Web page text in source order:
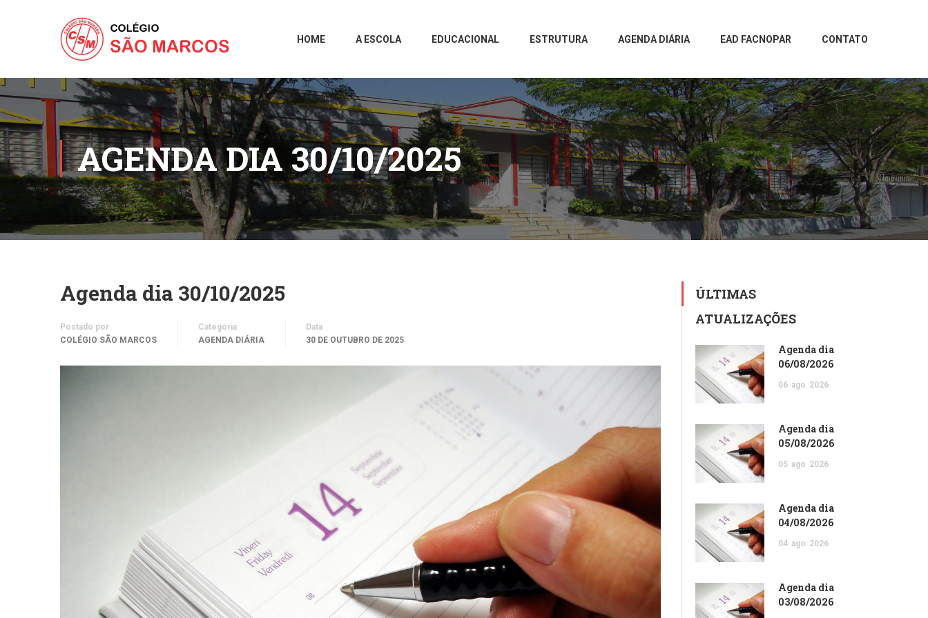
HOME A ESCOLA EDUCACIONAL ESTRUTURA AGENDA DIÁRIA EAD FACNOPAR CONTATO
AGENDA DIA 30/10/2025
Agenda dia 30/10/2025
Postado por
COLÉGIO SÃO MARCOS
Categoria
AGENDA DIÁRIA
Data
30 DE OUTUBRO DE 2025
ÚLTIMAS
ATUALIZAÇÕES
Agenda dia
06/08/2026
06 ago 2026
Agenda dia
05/08/2026
05 ago 2026
Agenda dia
04/08/2026
04 ago 2026
Agenda dia
03/08/2026